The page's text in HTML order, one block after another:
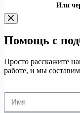
Или
Помощь с
Просто расскажите
работе, и мы